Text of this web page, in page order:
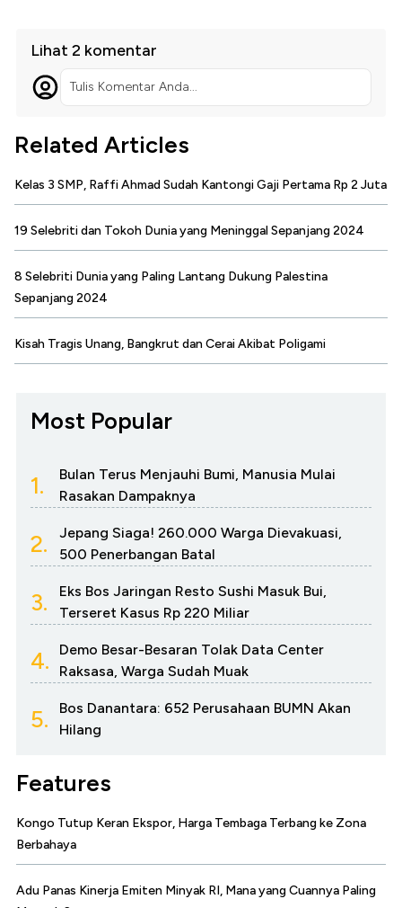
Lihat 2 komentar
Tulis Komentar Anda...
Related Articles
Kelas 3 SMP, Raffi Ahmad Sudah Kantongi Gaji Pertama Rp 2 Juta
19 Selebriti dan Tokoh Dunia yang Meninggal Sepanjang 2024
8 Selebriti Dunia yang Paling Lantang Dukung Palestina
Sepanjang 2024
Kisah Tragis Unang, Bangkrut dan Cerai Akibat Poligami
Most Popular
1.
Bulan Terus Menjauhi Bumi, Manusia Mulai
Rasakan Dampaknya
2.
Jepang Siaga! 260.000 Warga Dievakuasi,
500 Penerbangan Batal
3.
Eks Bos Jaringan Resto Sushi Masuk Bui,
Terseret Kasus Rp 220 Miliar
4.
Demo Besar-Besaran Tolak Data Center
Raksasa, Warga Sudah Muak
5.
Bos Danantara: 652 Perusahaan BUMN Akan
Hilang
Features
Kongo Tutup Keran Ekspor, Harga Tembaga Terbang ke Zona
Berbahaya
Adu Panas Kinerja Emiten Minyak RI, Mana yang Cuannya Paling